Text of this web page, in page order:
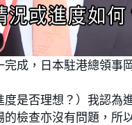
成，日本駐港總領
是否理想？）我認為
檢查亦沒有問題，所